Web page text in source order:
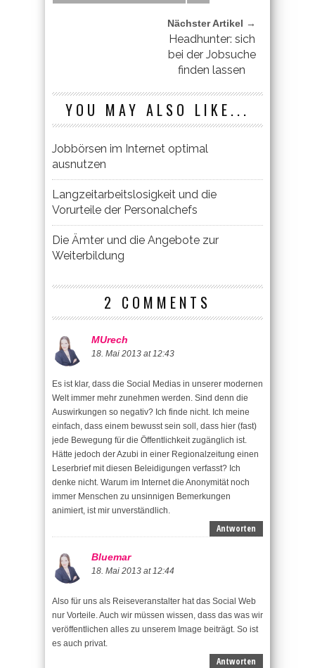
Nächster Artikel →
Headhunter: sich
bei der Jobsuche
finden lassen
YOU MAY ALSO LIKE...
Jobbörsen im Internet optimal
ausnutzen
Langzeitarbeitslosigkeit und die
Vorurteile der Personalchefs
Die Ämter und die Angebote zur
Weiterbildung
2 COMMENTS
MUrech
18. Mai 2013 at 12:43
Es ist klar, dass die Social Medias in unserer modernen
Welt immer mehr zunehmen werden. Sind denn die
Auswirkungen so negativ? Ich finde nicht. Ich meine
einfach, dass einem bewusst sein soll, dass hier (fast)
jede Bewegung für die Öffentlichkeit zugänglich ist.
Hätte jedoch der Azubi in einer Regionalzeitung einen
Leserbrief mit diesen Beleidigungen verfasst? Ich
denke nicht. Warum im Internet die Anonymität noch
immer Menschen zu unsinnigen Bemerkungen
animiert, ist mir unverständlich.
Antworten
Bluemar
18. Mai 2013 at 12:44
Also für uns als Reiseveranstalter hat das Social Web
nur Vorteile. Auch wir müssen wissen, dass das was wir
veröffentlichen alles zu unserem Image beiträgt. So ist
es auch privat.
Antworten